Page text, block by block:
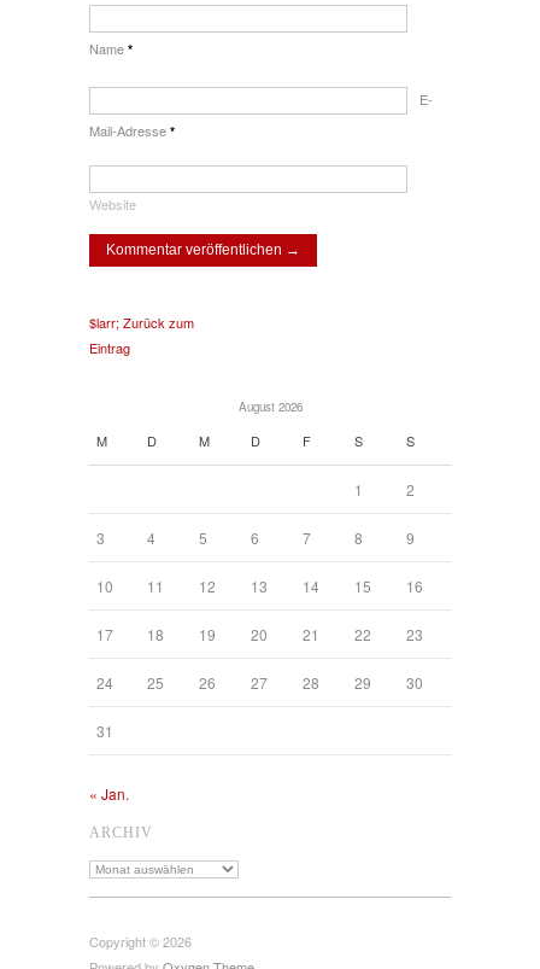
Name *
E-
Mail-Adresse *
Website
$larr; Zurück zum
Eintrag
August 2026
M D M D F S S
1 2
3 4 5 6 7 8 9
10 11 12 13 14 15 16
17 18 19 20 21 22 23
24 25 26 27 28 29 30
31
« Jan.
ARCHIV
Archiv
Copyright © 2026